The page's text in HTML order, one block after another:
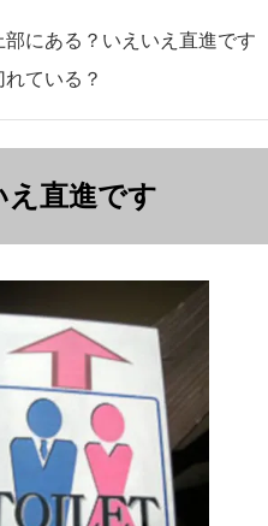
部にある？いえいえ直進です
ている？
え直進です